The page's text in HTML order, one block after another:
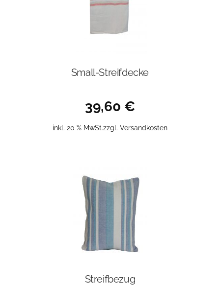
Small-Streifdecke
39,60 €
inkl. 20 % MwSt.zzgl. Versandkosten
Streifbezug